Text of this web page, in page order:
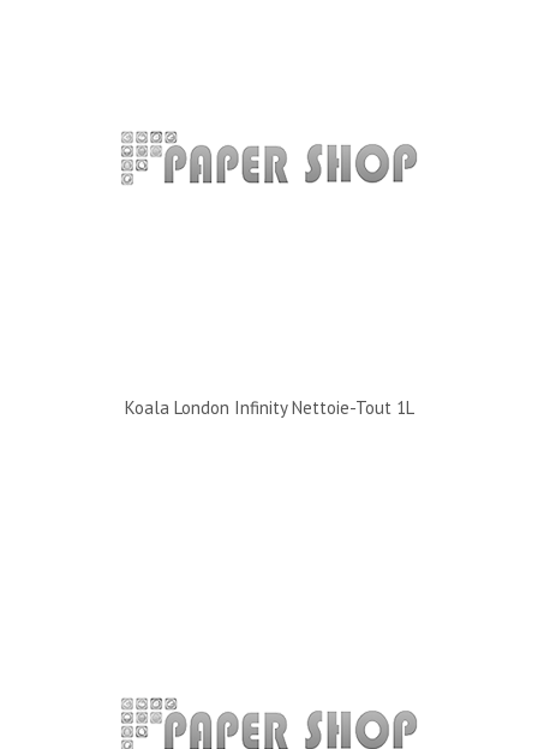
Koala London Infinity Nettoie-Tout 1L